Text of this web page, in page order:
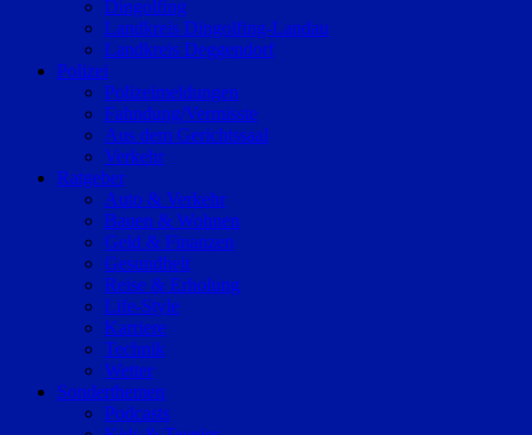
Dingolfing
Landkreis Dingolfing-Landau
Landkreis Deggendorf
Polizei
Polizeimeldungen
Fahndung/Vermisste
Aus dem Gerichtssaal
Verkehr
Ratgeber
Auto & Verkehr
Bauen & Wohnen
Geld & Finanzen
Gesundheit
Reise & Erholung
Life-Style
Karriere
Technik
Wetter
Sonderthemen
Podcasts